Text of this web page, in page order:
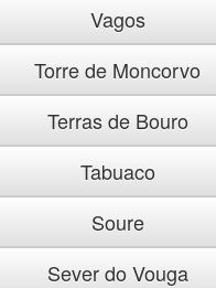
Vagos
Torre de Moncorvo
Terras de Bouro
Tabuaco
Soure
Sever do Vouga